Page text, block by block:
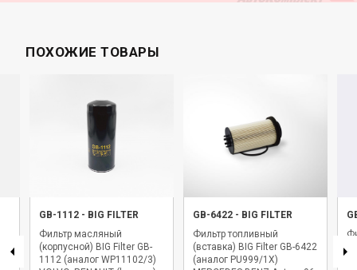
ПОХОЖИЕ ТОВАРЫ
GB-1112 - BIG FILTER
Фильтр масляный
(корпусной) BIG Filter GB-
1112 (аналог WP11102/3)
GB-6422 - BIG FILTER
Фильтр топливный
(вставка) BIG Filter GB-6422
(аналог PU999/1X)